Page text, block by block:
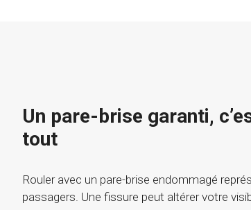
Un pare-brise garanti,
tout
Rouler avec un pare-brise endommagé
passagers. Une fissure peut altérer votre